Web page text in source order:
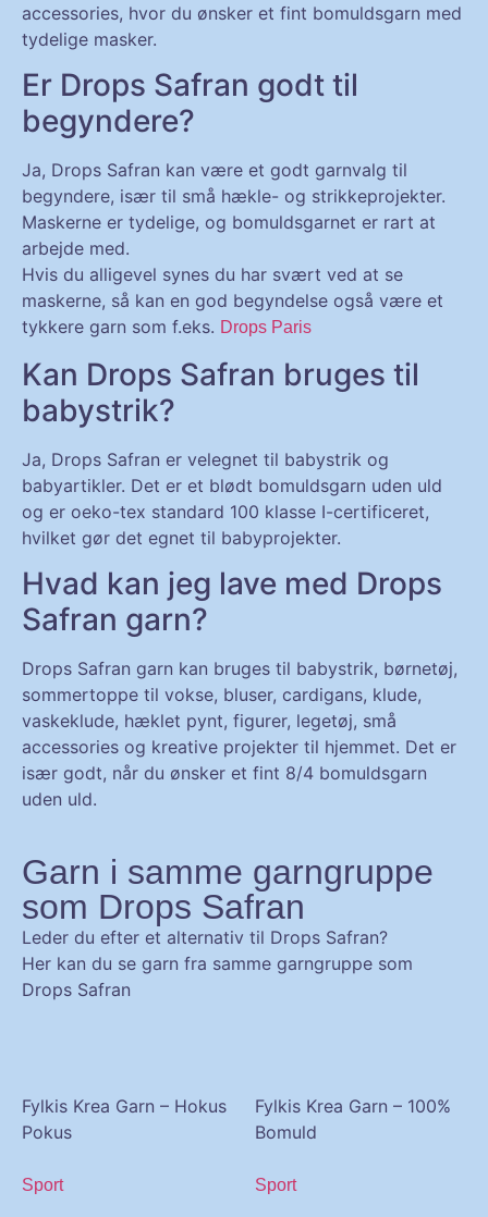
accessories, hvor du ønsker et fint bomuldsgarn med
tydelige masker.
Er Drops Safran godt til
begyndere?
Ja, Drops Safran kan være et godt garnvalg til
begyndere, især til små hækle- og strikkeprojekter.
Maskerne er tydelige, og bomuldsgarnet er rart at
arbejde med.
Hvis du alligevel synes du har svært ved at se
maskerne, så kan en god begyndelse også være et
tykkere garn som f.eks. Drops Paris
Kan Drops Safran bruges til
babystrik?
Ja, Drops Safran er velegnet til babystrik og
babyartikler. Det er et blødt bomuldsgarn uden uld
og er oeko-tex standard 100 klasse I-certificeret,
hvilket gør det egnet til babyprojekter.
Hvad kan jeg lave med Drops
Safran garn?
Drops Safran garn kan bruges til babystrik, børnetøj,
sommertoppe til vokse, bluser, cardigans, klude,
vaskeklude, hæklet pynt, figurer, legetøj, små
accessories og kreative projekter til hjemmet. Det er
især godt, når du ønsker et fint 8/4 bomuldsgarn
uden uld.
Garn i samme garngruppe
som Drops Safran
Leder du efter et alternativ til Drops Safran?
Her kan du se garn fra samme garngruppe som
Drops Safran
Fylkis Krea Garn – Hokus
Pokus
Sport
Fylkis Krea Garn – 100%
Bomuld
Sport